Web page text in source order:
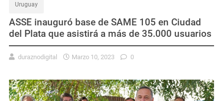
Uruguay
ASSE inauguró base de SAME 105 en Ciudad
del Plata que asistirá a más de 35.000 usuarios
duraznodigital Marzo 10, 2023 0